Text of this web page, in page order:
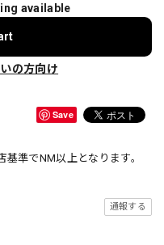
available
の方向け
Save
基準でNM以上となります。
通報する